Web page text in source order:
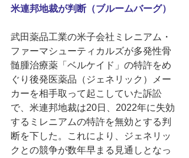
米連邦地裁が判断（ブルームバーグ）
武田薬品工業の米子会社ミレニアム・
ファーマシューティカルズが多発性骨
髄腫治療薬「ベルケイド」の特許をめ
ぐり後発医薬品（ジェネリック）メー
カーを相手取って起こしていた訴訟
で、米連邦地裁は20日、2022年に失効
するミレニアムの特許を無効とする判
断を下した。これにより、ジェネリッ
クとの競争が数年早まる見通しとなっ